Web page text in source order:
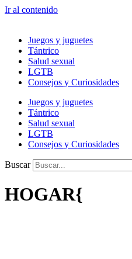
Ir al contenido
Juegos y juguetes
Tántrico
Salud sexual
LGTB
Consejos y Curiosidades
Juegos y juguetes
Tántrico
Salud sexual
LGTB
Consejos y Curiosidades
Buscar
HOGAR{